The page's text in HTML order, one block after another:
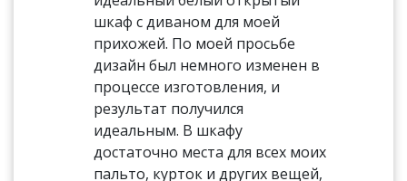
шкаф с диваном для моей
прихожей. По моей просьбе
дизайн был немного изменен в
процессе изготовления, и
результат получился
идеальным. В шкафу
достаточно места для всех моих
пальто, курток и других вещей,